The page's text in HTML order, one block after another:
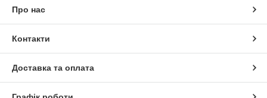
Про нас
Контакти
Доставка та оплата